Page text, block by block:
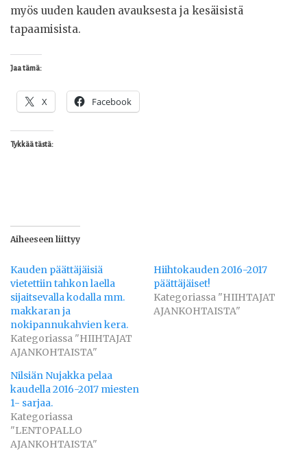
myös uuden kauden avauksesta ja kesäisistä
tapaamisista.
Jaa tämä:
X Facebook
Tykkää tästä:
Aiheeseen liittyy
Kauden päättäjäisiä
vietettiin tahkon laella
sijaitsevalla kodalla mm.
makkaran ja
nokipannukahvien kera.
Kategoriassa "HIIHTAJAT
AJANKOHTAISTA"
Hiihtokauden 2016-2017
päättäjäiset!
Kategoriassa "HIIHTAJAT
AJANKOHTAISTA"
Nilsiän Nujakka pelaa
kaudella 2016-2017 miesten
1- sarjaa.
Kategoriassa
"LENTOPALLO
AJANKOHTAISTA"